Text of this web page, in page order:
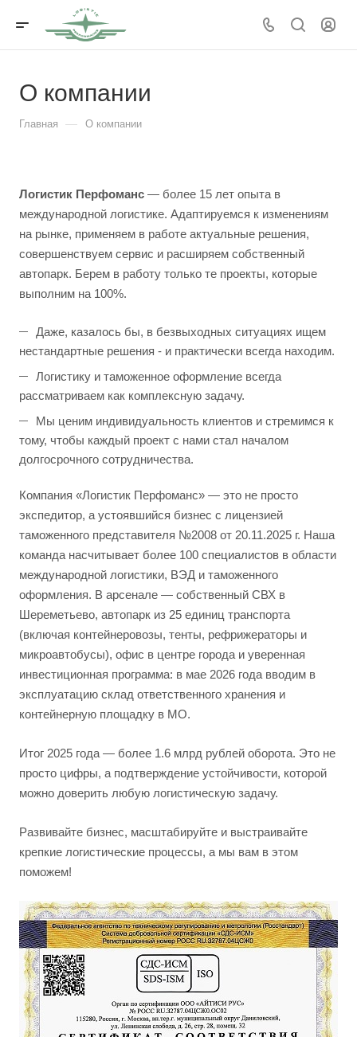
О компании
Главная — О компании
Логистик Перфоманс — более 15 лет опыта в
международной логистике. Адаптируемся к изменениям
на рынке, применяем в работе актуальные решения,
совершенствуем сервис и расширяем собственный
автопарк. Берем в работу только те проекты, которые
выполним на 100%.
Даже, казалось бы, в безвыходных ситуациях ищем
нестандартные решения - и практически всегда находим.
Логистику и таможенное оформление всегда
рассматриваем как комплексную задачу.
Мы ценим индивидуальность клиентов и стремимся к
тому, чтобы каждый проект с нами стал началом
долгосрочного сотрудничества.
Компания «Логистик Перфоманс» — это не просто
экспедитор, а устоявшийся бизнес с лицензией
таможенного представителя №2008 от 20.11.2025 г. Наша
команда насчитывает более 100 специалистов в области
международной логистики, ВЭД и таможенного
оформления. В арсенале — собственный СВХ в
Шереметьево, автопарк из 25 единиц транспорта
(включая контейнеровозы, тенты, рефрижераторы и
микроавтобусы), офис в центре города и уверенная
инвестиционная программа: в мае 2026 года вводим в
эксплуатацию склад ответственного хранения и
контейнерную площадку в МО.
Итог 2025 года — более 1.6 млрд рублей оборота. Это не
просто цифры, а подтверждение устойчивости, которой
можно доверить любую логистическую задачу.
Развивайте бизнес, масштабируйте и выстраивайте
крепкие логистические процессы, а мы вам в этом
поможем!